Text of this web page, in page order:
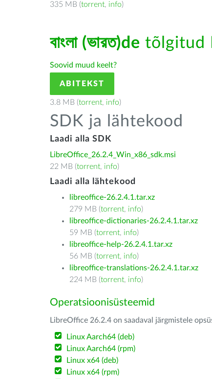
335 MB (torrent, info)
বাংলা (ভারত)de tõlgitud
Soovid muud keelt?
ABITEKST
3.8 MB (torrent, info)
SDK ja lähtekood
Laadi alla SDK
LibreOffice_26.2.4_Win_x86_sdk.msi
22 MB (torrent, info)
Laadi alla lähtekood
libreoffice-26.2.4.1.tar.xz
279 MB (torrent, info)
libreoffice-dictionaries-26.2.4.1.tar.xz
59 MB (torrent, info)
libreoffice-help-26.2.4.1.tar.xz
56 MB (torrent, info)
libreoffice-translations-26.2.4.1.tar.xz
224 MB (torrent, info)
Operatsioonisüsteemid
LibreOffice 26.2.4 on saadaval järgmistele
Linux Aarch64 (deb)
Linux Aarch64 (rpm)
Linux x64 (deb)
Linux x64 (rpm)